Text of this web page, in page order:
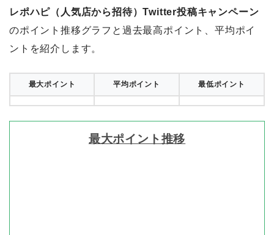
レポハピ（人気店から招待）Twitter投稿キャンペーン
のポイント推移グラフと過去最高ポイント、平均ポイ
ントを紹介します。
最大ポイント 平均ポイント 最低ポイント
最大ポイント推移